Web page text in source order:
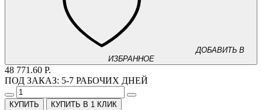
ДОБАВИТЬ В
ИЗБРАННОЕ
48 771.60 Р.
ПОД ЗАКАЗ: 5-7 РАБОЧИХ ДНЕЙ
КУПИТЬ В 1 КЛИК